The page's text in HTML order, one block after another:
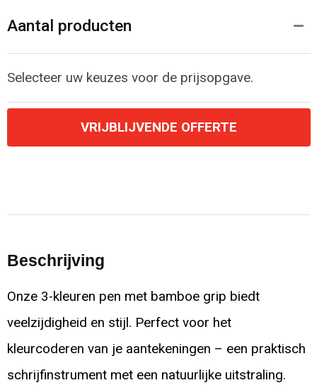
Aantal producten
Selecteer uw keuzes voor de prijsopgave.
VRIJBLIJVENDE OFFERTE
Beschrijving
Onze 3-kleuren pen met bamboe grip biedt
veelzijdigheid en stijl. Perfect voor het
kleurcoderen van je aantekeningen – een praktisch
schrijfinstrument met een natuurlijke uitstraling.